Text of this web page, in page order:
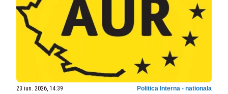
23 iun. 2026, 14:39 Politica Interna - nationala